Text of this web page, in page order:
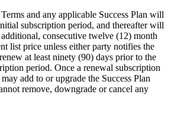
and any applicable Success Plan will
subscription period, and thereafter will
consecutive twelve (12) month
list price unless either party notifies the
at least ninety (90) days prior to the
period. Once a renewal subscription
add to or upgrade the Success Plan
remove, downgrade or cancel any